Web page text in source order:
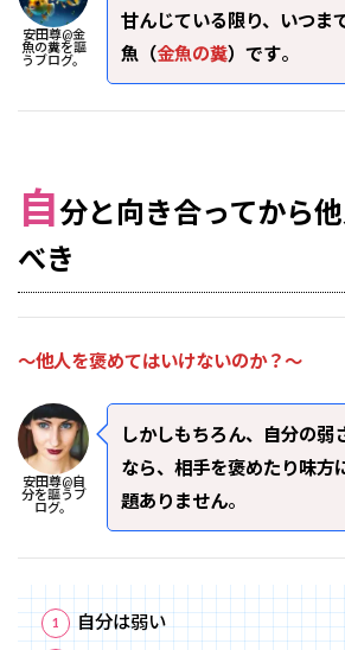
安田尊@金
魚の糞を謳
うブログ。
甘んじている限り、いつま
魚（金魚の糞）です。
自分と向き合ってから
べき
～他人を褒めてはいけないのか？～
安田尊@自
分を謳うブ
ログ。
しかしもちろん、自分の弱
なら、相手を褒めたり味方
題ありません。
自分は弱い